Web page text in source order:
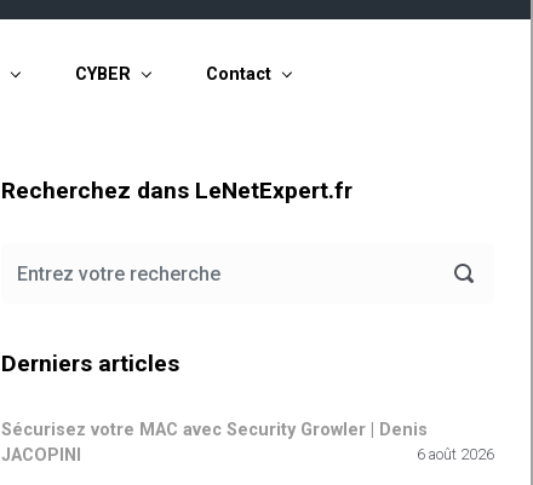
CYBER Contact
Recherchez dans LeNetExpert.fr
Derniers articles
Sécurisez votre MAC avec Security Growler | Denis
JACOPINI
6 août 2026